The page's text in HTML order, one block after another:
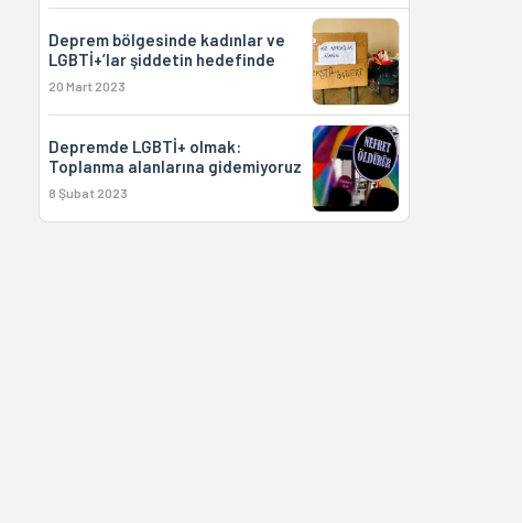
Deprem bölgesinde kadınlar ve
LGBTİ+’lar şiddetin hedefinde
20 Mart 2023
Depremde LGBTİ+ olmak:
Toplanma alanlarına gidemiyoruz
8 Şubat 2023